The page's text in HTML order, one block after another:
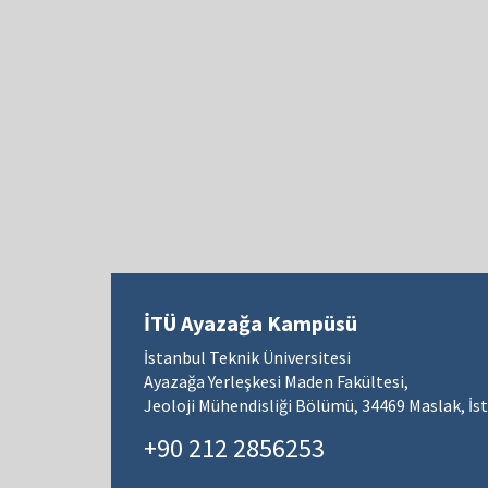
İTÜ Ayazağa Kampüsü
İstanbul Teknik Üniversitesi
Ayazağa Yerleşkesi Maden Fakültesi,
Jeoloji Mühendisliği Bölümü, 34469 Maslak,
+90 212 2856253